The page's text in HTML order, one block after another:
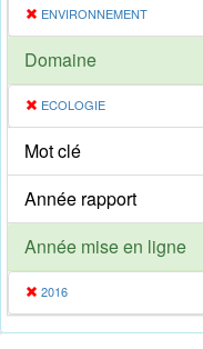
ENVIRONNEMENT
Domaine
ECOLOGIE
Mot clé
Année rapport
Année mise en ligne
2016